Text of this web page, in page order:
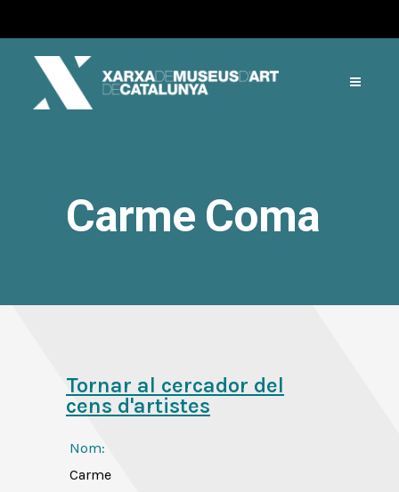
Carme Coma
Tornar al cercador del
cens d'artistes
Nom:
Carme